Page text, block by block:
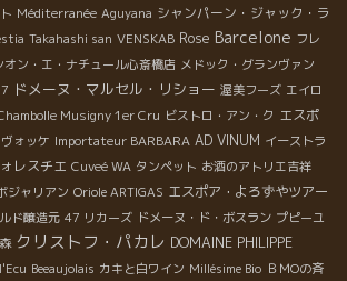
Méditerranée Aguyana シャンパーン・ジャック・ラ
Takahashi san VENSKAB Rose Barcelone フレ
オン・エ・ナチュール心斎橋店 メドック・グランヴァン
ドメーヌ・マルセル・リショー 渥美フーズ エイロ
Musigny 1er Cru ビストロ・アン・ク エスポ
ォッケ Importateur BARBARA AD VINUM イーストラ
レスチエ Cuveé WA タンペット お酒のアトリエ吉祥
ジャリアン Oriole ARTIGAS エスポア・よろずやツアー
ド醸造元 47 リカーズ ドメーヌ・ド・ボスラン プピーユ
クリストフ・パカレ DOMAINE PHILIPPE
Beeaujolais カキと白ワイン Millésime Bio ＢＭОの斉